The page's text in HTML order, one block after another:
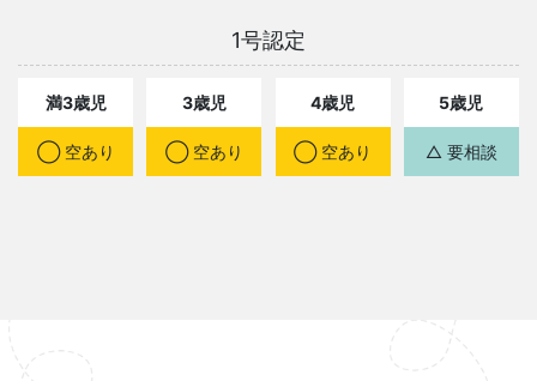
1号認定
満3歳児
◯ 空あり
3歳児
◯ 空あり
4歳児
◯ 空あり
5歳児
△ 要相談